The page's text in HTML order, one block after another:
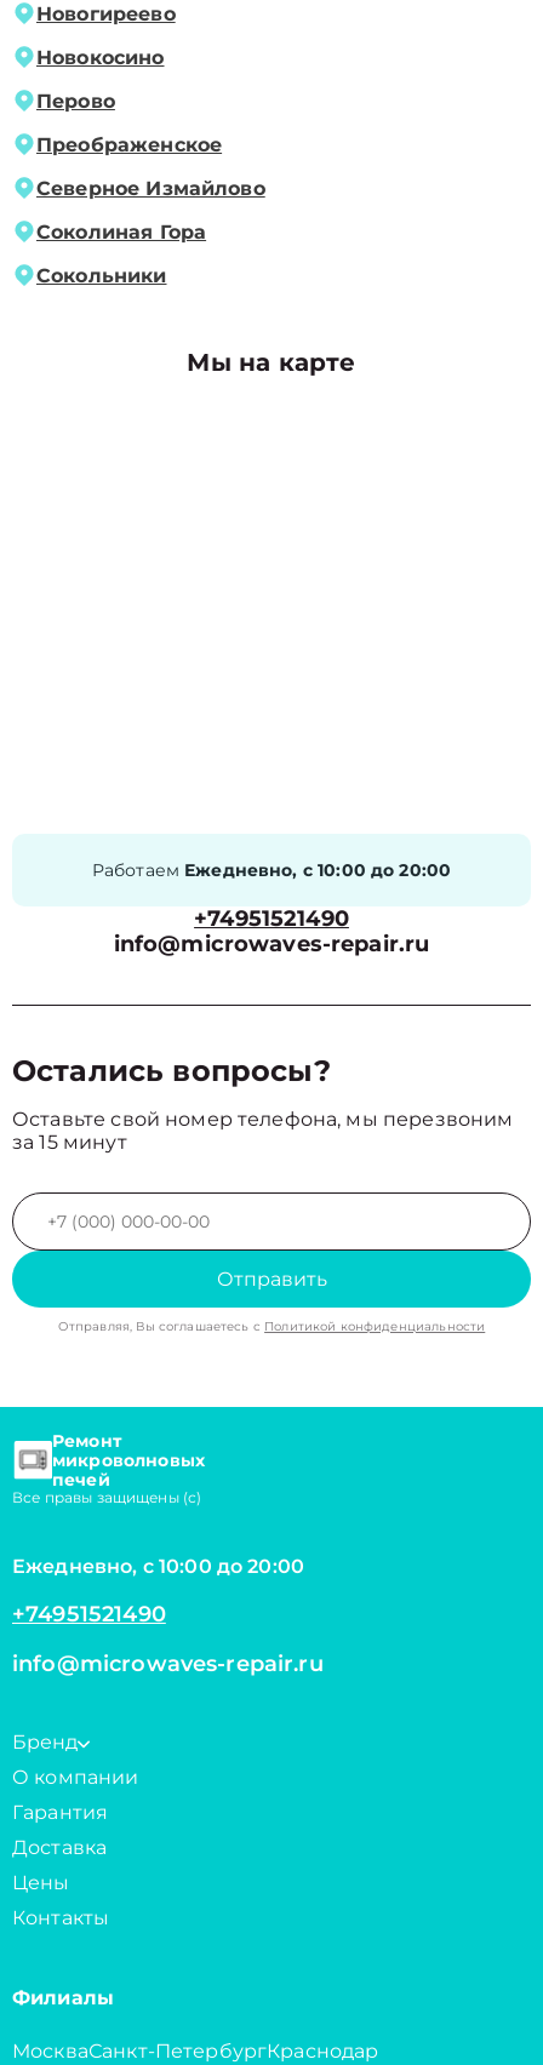
Новогиреево
Новокосино
Перово
Преображенское
Северное Измайлово
Соколиная Гора
Сокольники
Мы на карте
Работаем Ежедневно, с 10:00 до 20:00
+74951521490
info@microwaves-repair.ru
Остались вопросы?
Оставьте свой номер телефона, мы перезвоним
за 15 минут
Отправить
Отправляя, Вы соглашаетесь с Политикой конфиденциальности
Ремонт
микроволновых
печей
Все правы защищены (с)
Ежедневно, с 10:00 до 20:00
+74951521490
info@microwaves-repair.ru
Бренд
О компании
Гарантия
Доставка
Цены
Контакты
Филиалы
МоскваСанкт-ПетербургКраснодар